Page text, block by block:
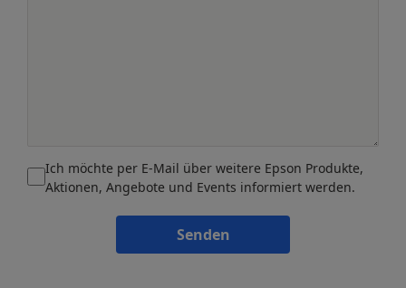
Ich möchte per E-Mail über weitere Epson Produkte,
Aktionen, Angebote und Events informiert werden.
Senden